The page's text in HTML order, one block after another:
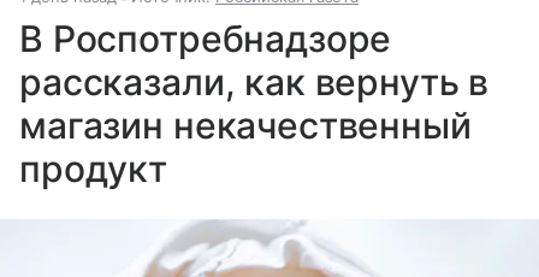
В Роспотребнадзоре
рассказали, как вернуть в
магазин некачественный
продукт